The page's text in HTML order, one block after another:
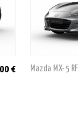
€ Mazda MX-5 RF